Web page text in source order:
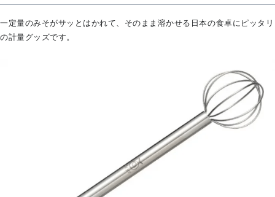
一定量のみそがサッとはかれて、そのまま溶かせる日本の食卓にピッタリ
の計量グッズです。